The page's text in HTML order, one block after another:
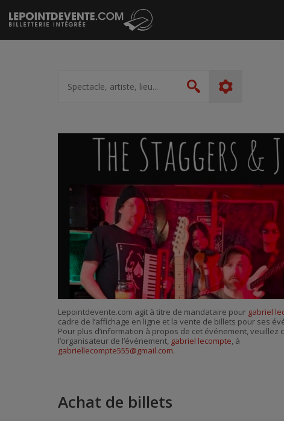
Passer
au
contenu
artiste,
lieu...
Rechercher
Lepointdevente.com agit à titre de mandataire pour gabriel
cadre de l’affichage en ligne et la vente de billets pour ses
Pour plus d’information à propos de cet événement, veuillez
l’organisateur de l’événement, gabriel lecompte, à
gabriellecompte555@gmail.com.
Achat de billets